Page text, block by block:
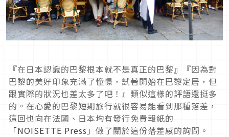
『在日本認識的巴黎根本就不是真正的巴黎』『因為對
巴黎的美好印象充滿了憧憬，試著開始在巴黎定居，但
跟實際的狀況也差太多了吧！』類似這樣的評語還挺多
的。在心愛的巴黎短期旅行就很容易能看到那種落差，
這回也向在法國、日本均有發行免費報紙的
「NOISETTE Press」 做了關於這份落差感的詢問。